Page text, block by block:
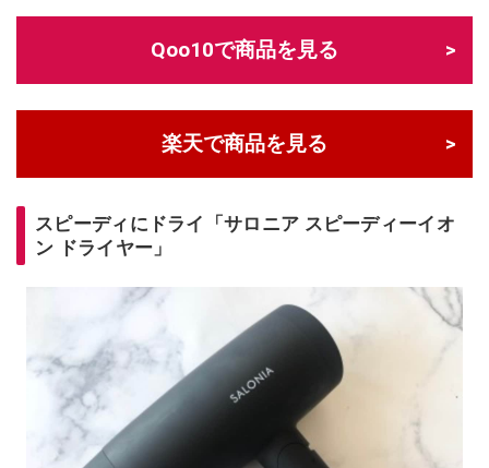
Qoo10で商品を見る
楽天で商品を見る
スピーディにドライ「サロニア スピーディーイオ
ン ドライヤー」